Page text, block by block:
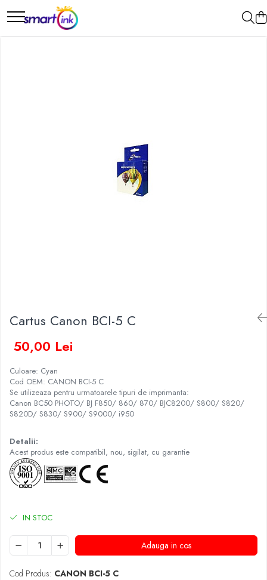
Cartus Canon BCI-5 C
50,00 Lei
Culoare: Cyan
Cod OEM: CANON BCI-5 C
Se utilizeaza pentru urmatoarele tipuri de imprimanta:
Canon BC50 PHOTO/ BJ F850/ 860/ 870/ BJC8200/ S800/ S820/
S820D/ S830/ S900/ S9000/ i950
Detalii:
Acest produs este compatibil, nou, sigilat, cu garantie
IN STOC
Adauga in cos
Cod Produs: CANON BCI-5 C